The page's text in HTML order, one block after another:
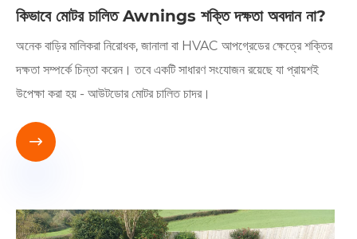
কিভাবে মোটর চালিত Awnings শক্তি দক্ষতা অবদান না?
অনেক বাড়ির মালিকরা নিরোধক, জানালা বা HVAC আপগ্রেডের ক্ষেত্রে শক্তির
দক্ষতা সম্পর্কে চিন্তা করেন। তবে একটি সাধারণ সংযোজন রয়েছে যা প্রায়শই
উপেক্ষা করা হয় - আউটডোর মোটর চালিত চাদর।
